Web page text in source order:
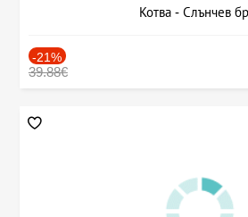
Котва - Слънчев
-21%
39.88€